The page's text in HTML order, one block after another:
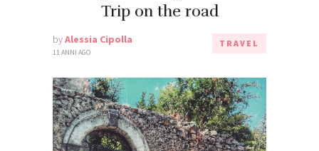
Trip on the road
byAlessia Cipolla
11 ANNI AGO
TRAVEL